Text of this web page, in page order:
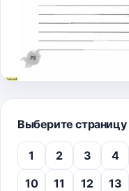
Выберите страницу
1 2 3 4
10
11 12 13